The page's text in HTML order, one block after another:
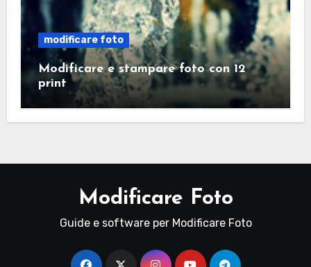
modificare foto
Modificare e stampare foto con 12
print
Modificare Foto
Guide e software per Modificare Foto